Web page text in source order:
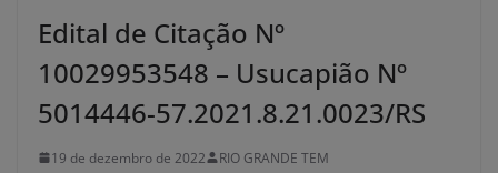
Edital de Citação Nº
10029953548 – Usucapião Nº
5014446-57.2021.8.21.0023/RS
19 de dezembro de 2022 RIO GRANDE TEM